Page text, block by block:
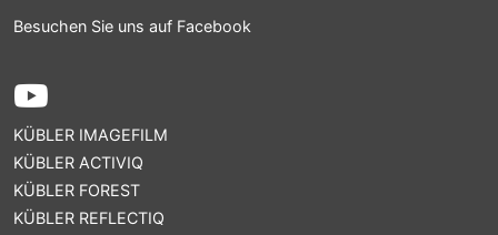
Besuchen Sie uns auf Facebook
KÜBLER IMAGEFILM
KÜBLER ACTIVIQ
KÜBLER FOREST
KÜBLER REFLECTIQ